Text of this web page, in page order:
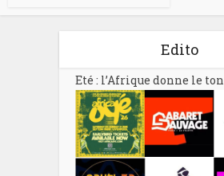
Edito
Eté : l’Afrique donne le ton